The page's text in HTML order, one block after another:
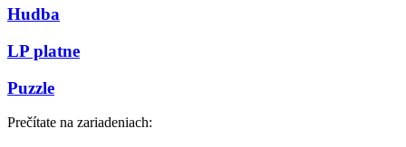
Hudba
LP platne
Puzzle
Prečítate na zariadeniach: